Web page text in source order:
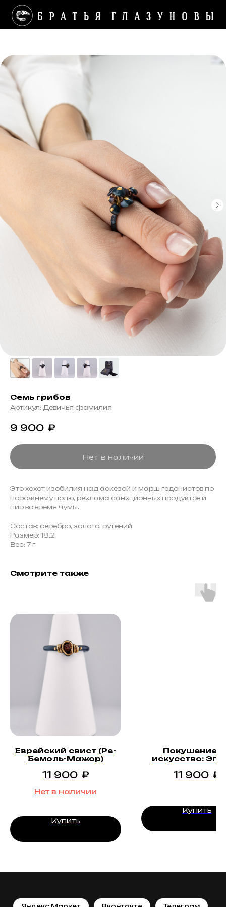
Семь грибов
Артикул: Девичья фамилия
9 900 ₽
Нет в наличии
Это хохот изобилия над аскезой и марш гедонистов по
порожнему полю, реклама санкционных продуктов и
пир во время чумы.
Состав: серебро, золото, рутений
Размер: 18,2
Вес: 7 г
Смотрите также
Еврейский свист (Ре-
Бемоль-Мажор)
11 900 ₽
Нет в наличии
Купить
Покушение
искусство:
11 900 ₽
Купить